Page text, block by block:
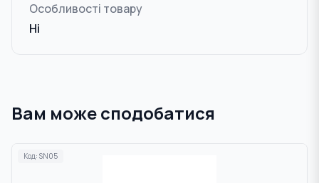
Особливості товару
Ні
Вам може сподобатися
Код: SN05